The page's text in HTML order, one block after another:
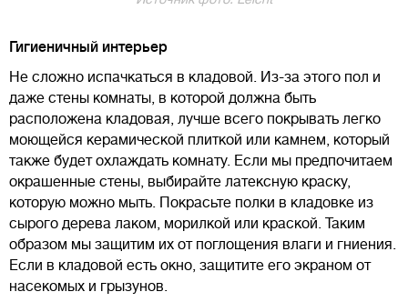
Гигиеничный интерьер
Не сложно испачкаться в кладовой. Из-за этого пол и
даже стены комнаты, в которой должна быть
расположена кладовая, лучше всего покрывать легко
моющейся керамической плиткой или камнем, который
также будет охлаждать комнату. Если мы предпочитаем
окрашенные стены, выбирайте латексную краску,
которую можно мыть. Покрасьте полки в кладовке из
сырого дерева лаком, морилкой или краской. Таким
образом мы защитим их от поглощения влаги и гниения.
Если в кладовой есть окно, защитите его экраном от
насекомых и грызунов.